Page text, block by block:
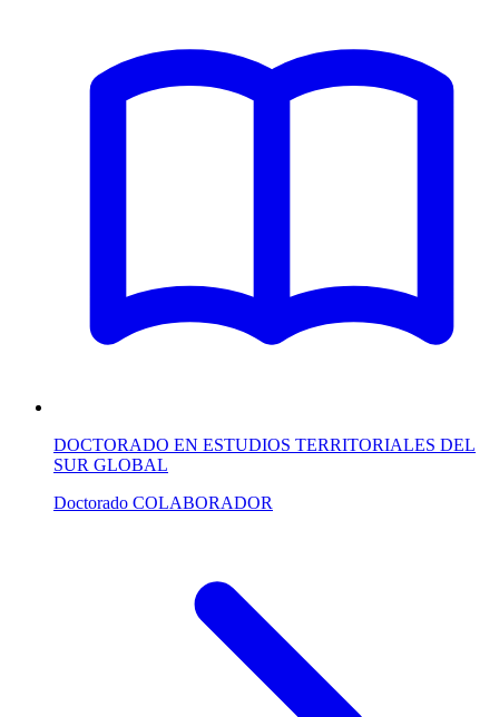
DOCTORADO EN ESTUDIOS TERRITORIALES DEL
SUR GLOBAL
Doctorado COLABORADOR